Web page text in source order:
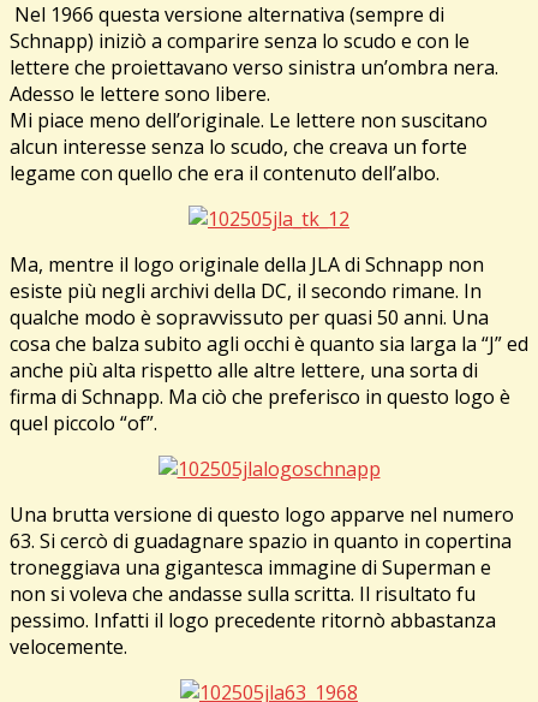
Nel 1966 questa versione alternativa (sempre di
Schnapp) iniziò a comparire senza lo scudo e con le
lettere che proiettavano verso sinistra un’ombra nera.
Adesso le lettere sono libere.
Mi piace meno dell’originale. Le lettere non suscitano
alcun interesse senza lo scudo, che creava un forte
legame con quello che era il contenuto dell’albo.
Ma, mentre il logo originale della JLA di Schnapp non
esiste più negli archivi della DC, il secondo rimane. In
qualche modo è sopravvissuto per quasi 50 anni. Una
cosa che balza subito agli occhi è quanto sia larga la “J” ed
anche più alta rispetto alle altre lettere, una sorta di
firma di Schnapp. Ma ciò che preferisco in questo logo è
quel piccolo “of”.
Una brutta versione di questo logo apparve nel numero
63. Si cercò di guadagnare spazio in quanto in copertina
troneggiava una gigantesca immagine di Superman e
non si voleva che andasse sulla scritta. Il risultato fu
pessimo. Infatti il logo precedente ritornò abbastanza
velocemente.